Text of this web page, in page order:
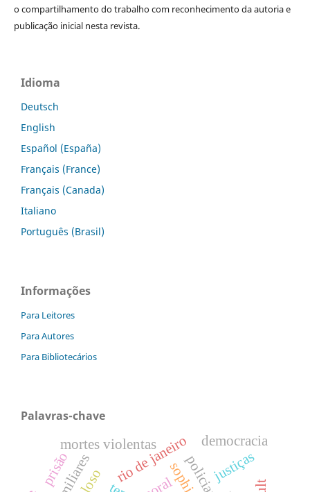
o compartilhamento do trabalho com reconhecimento da autoria e
publicação inicial nesta revista.
Idioma
Deutsch
English
Español (España)
Français (France)
Français (Canada)
Italiano
Português (Brasil)
Informações
Para Leitores
Para Autores
Para Bibliotecários
Palavras-chave
rio de janeiro
mortes violentas
familiares justiças
democracia
prisão